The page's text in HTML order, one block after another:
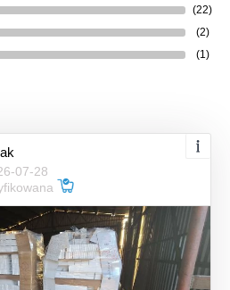
(22)
(2)
(1)
07-28